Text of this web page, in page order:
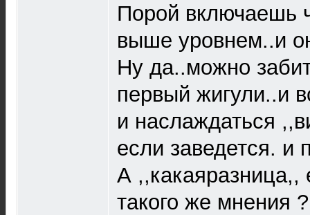
Порой включаешь
выше уровнем..и
Ну да..можно
первый жигули..и
и наслаждаться
если заведется. и
А ,,какаяразница,,
такого же мнения ?